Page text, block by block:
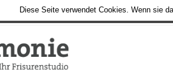
05221 / 759 714
Diese Seite verwendet Cookies. Wenn sie